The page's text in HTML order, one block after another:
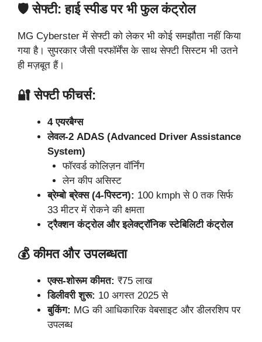
🛡️ सेफ्टी: हाई स्पीड पर भी फुल कंट्रोल
MG Cyberster में सेफ्टी को लेकर भी कोई समझौता नहीं किया
गया है। सुपरकार जैसी परफॉर्मेंस के साथ सेफ्टी सिस्टम भी उतने
ही मज़बूत हैं।
🔐 सेफ्टी फीचर्स:
4 एयरबैग्स
लेवल-2 ADAS (Advanced Driver Assistance
System)
फॉरवर्ड कोलिज़न वॉर्निंग
लेन कीप असिस्ट
ब्रेम्बो ब्रेक्स (4-पिस्टन): 100 kmph से 0 तक सिर्फ
33 मीटर में रोकने की क्षमता
ट्रैक्शन कंट्रोल और इलेक्ट्रॉनिक स्टेबिलिटी कंट्रोल
💰 कीमत और उपलब्धता
एक्स-शोरूम कीमत: ₹75 लाख
डिलीवरी शुरू: 10 अगस्त 2025 से
बुकिंग: MG की आधिकारिक वेबसाइट और डीलरशिप पर
उपलब्ध